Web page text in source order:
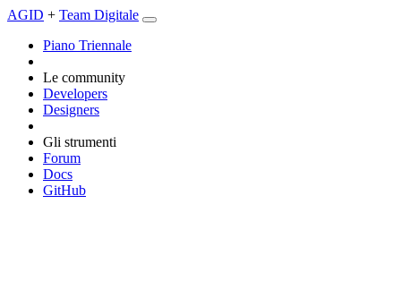
AGID + Team Digitale
Piano Triennale
Le community
Developers
Designers
Gli strumenti
Forum
Docs
GitHub